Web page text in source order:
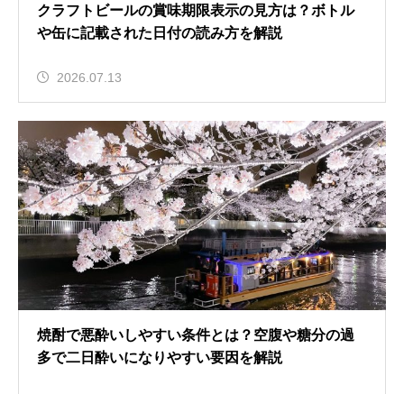
クラフトビールの賞味期限表示の見方は？ボトル
や缶に記載された日付の読み方を解説
2026.07.13
焼酎で悪酔いしやすい条件とは？空腹や糖分の過
多で二日酔いになりやすい要因を解説